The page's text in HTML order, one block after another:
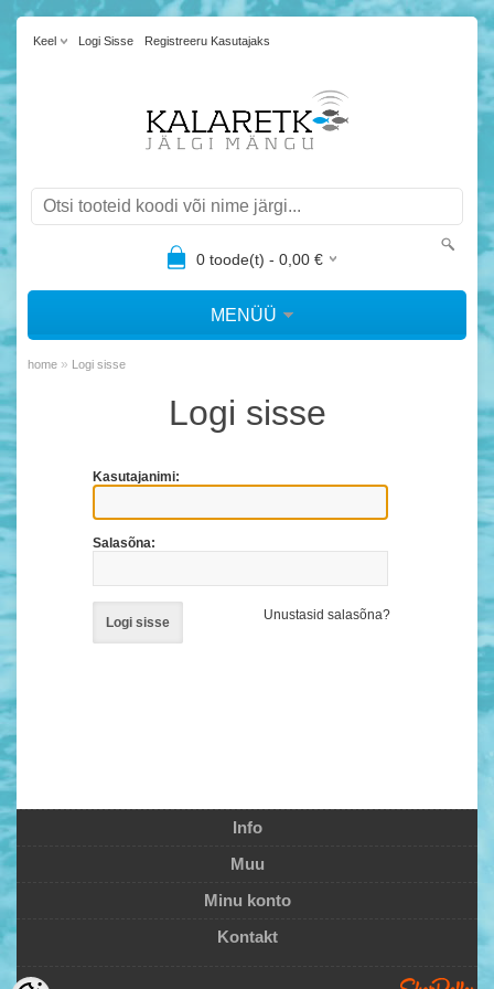
Keel Logi Sisse Registreeru Kasutajaks
0toode(t) - 0,00€
MENÜÜ
home » Logi sisse
Logi sisse
Kasutajanimi:
Salasõna:
Logi sisse Unustasid salasõna?
Info
Muu
Minu konto
Kontakt